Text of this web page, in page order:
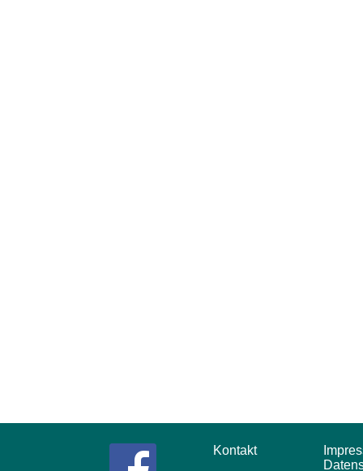
Kontakt